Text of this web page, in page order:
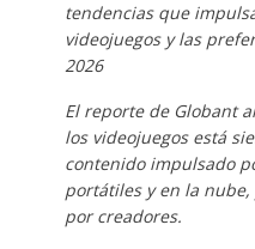
tendencias que
videojuegos y las
2026
El reporte de Globant
los videojuegos está
contenido impulsado
portátiles y en la
por creadores.